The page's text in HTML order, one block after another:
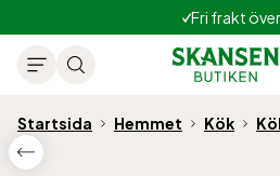
Fri frakt
Startsida Hemmet Kök